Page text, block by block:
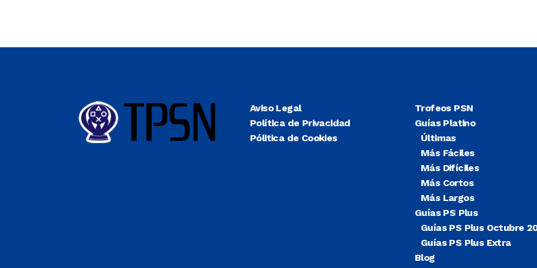
Aviso Legal
Política de Privacidad
Pólitica de Cookies
Trofeos PSN
Guías Platino
Últimas
Más Fáciles
Más Difíciles
Más Cortos
Más Largos
Guías PS Plus
Guías PS Plus Octubre
Guías PS Plus Extra
Blog